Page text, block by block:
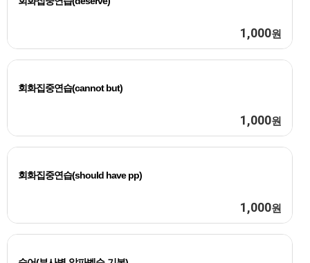
1,000원
회화집중연습(cannot but)
1,000원
회화집중연습(should have pp)
1,000원